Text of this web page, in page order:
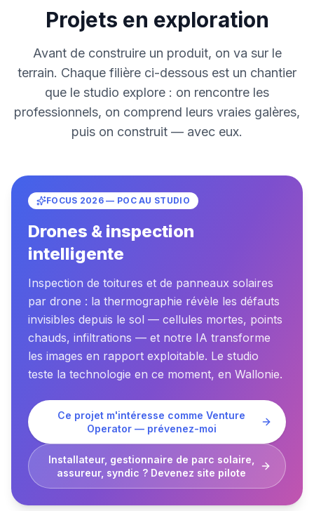
Projets en exploration
Avant de construire un produit, on va sur le
terrain. Chaque filière ci-dessous est un chantier
que le studio explore : on rencontre les
professionnels, on comprend leurs vraies galères,
puis on construit — avec eux.
FOCUS 2026 — POC AU STUDIO
Drones & inspection
intelligente
Inspection de toitures et de panneaux solaires
par drone : la thermographie révèle les défauts
invisibles depuis le sol — cellules mortes, points
chauds, infiltrations — et notre IA transforme
les images en rapport exploitable. Le studio
teste la technologie en ce moment, en Wallonie.
Ce projet m'intéresse comme Venture
Operator — prévenez-moi
Installateur, gestionnaire de parc solaire,
assureur, syndic ? Devenez site pilote